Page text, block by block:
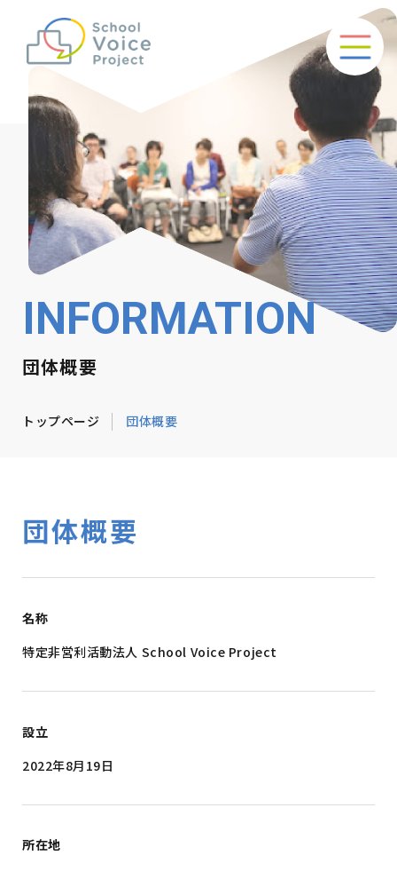
INFORMATION
団体概要
トップページ 団体概要
団体概要
名称
特定非営利活動法人 School Voice Project
設立
2022年8月19日
所在地